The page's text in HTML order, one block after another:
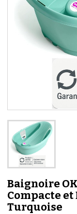
Baignoire
Compacte
Turquoise